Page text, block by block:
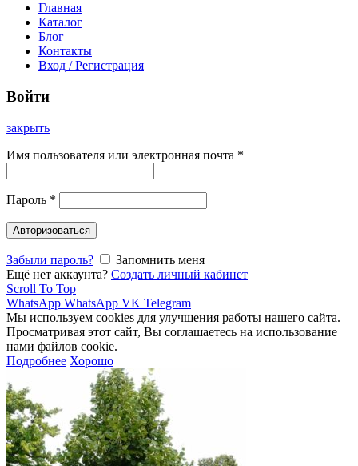
Главная
Каталог
Блог
Контакты
Вход / Регистрация
Войти
закрыть
Имя пользователя или электронная почта *
Пароль *
Авторизоваться
Забыли пароль?
Запомнить меня
Ещё нет аккаунта? Создать личный кабинет
Scroll To Top
WhatsApp WhatsApp VK Telegram
Мы используем cookies для улучшения работы нашего сайта.
Просматривая этот сайт, Вы соглашаетесь на использование
нами файлов cookie.
Подробнее Хорошо